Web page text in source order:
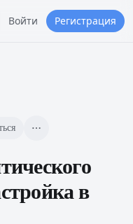
Войти Регистрация
в